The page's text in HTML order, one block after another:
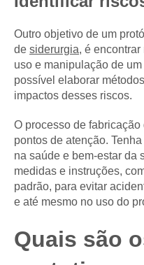
Outro objetivo de um
de siderurgia, é
uso e manipulação de
possível elaborar
impactos desses riscos.
O processo de
pontos de atenção.
na saúde e bem-estar da
medidas e instruções,
padrão, para evitar
e até mesmo no uso do
Quais são